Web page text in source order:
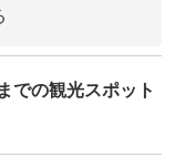
での観光スポット